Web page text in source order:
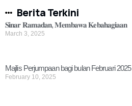
Berita Terkini
𝐒𝐢𝐧𝐚𝐫 𝐑𝐚𝐦𝐚𝐝𝐚𝐧, 𝐌𝐞𝐦𝐛𝐚𝐰𝐚 𝐊𝐞𝐛𝐚𝐡𝐚𝐠𝐢𝐚𝐚𝐧
March 3, 2025
Majlis Perjumpaan bagi bulan Februari 2025
February 10, 2025